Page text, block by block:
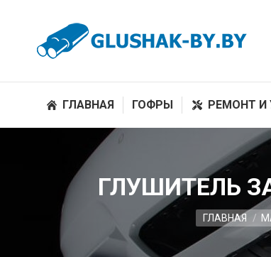
ГЛАВНАЯ ГОФРЫ РЕМОНТ И
ГЛУШИТЕЛЬ
Вы здесь:
ГЛАВНАЯ